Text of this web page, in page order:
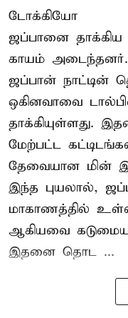
டோக்கியோ
ஜப்பானை தாக்கிய
காயம் அடைந்தனர்.
ஜப்பான் நாட்டின்
ஒகினவாவை
தாக்கியுள்ளது.
மேற்பட்ட
தேவையான மின்
இந்த புயலால்,
மாகாணத்தில்
ஆகியவை
இதனை தொட ...